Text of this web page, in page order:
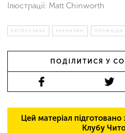
Ілюстрації: Matt Chinworth
ЕКСПЕРТИЗА КАРАНТИН ПРОМОЦІЯ
ПОДІЛИТИСЯ У
Цей матеріал
Клубу